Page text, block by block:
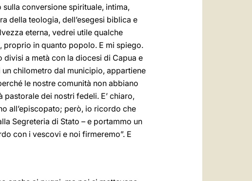
conversione spirituale, intima,
della teologia, dell’esegesi biblica e
eterna, vedrei utile qualche
proprio in quanto popolo. E mi spiego.
a metà con la diocesi di Capua e
chilometro dal municipio, appartiene
le nostre comunità non abbiano
dei nostri fedeli. E’ chiaro,
all’episcopato; però, io ricordo che
Segreteria di Stato – e portammo un
con i vescovi e noi firmeremo”. E